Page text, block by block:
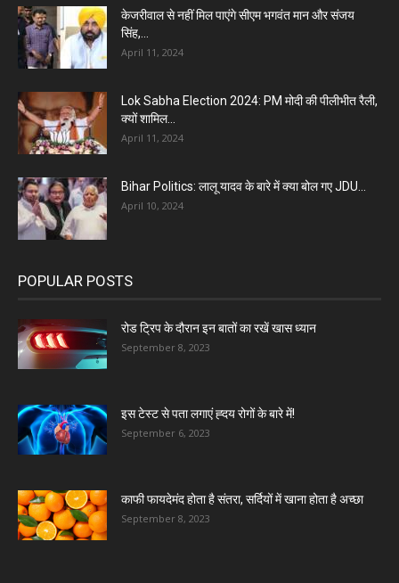
केजरीवाल से नहीं मिल पाएंगे सीएम भगवंत मान और संजय
सिंह,...
April 11, 2024
Lok Sabha Election 2024: PM मोदी की पीलीभीत रैली,
क्यों शामिल...
April 11, 2024
Bihar Politics: लालू यादव के बारे में क्या बोल गए JDU...
April 10, 2024
POPULAR POSTS
रोड ट्रिप के दौरान इन बातों का रखें खास ध्यान
September 8, 2023
इस टेस्ट से पता लगाएं ह्दय रोगों के बारे में!
September 6, 2023
काफी फायदेमंद होता है संतरा, सर्दियों में खाना होता है अच्छा
September 8, 2023